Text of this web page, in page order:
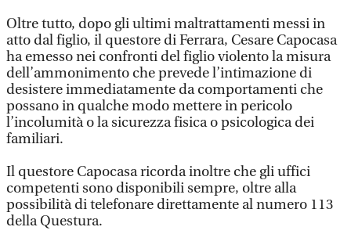
Oltre tutto, dopo gli ultimi maltrattamenti messi in
atto dal figlio, il questore di Ferrara, Cesare Capocasa
ha emesso nei confronti del figlio violento la misura
dell’ammonimento che prevede l’intimazione di
desistere immediatamente da comportamenti che
possano in qualche modo mettere in pericolo
l’incolumità o la sicurezza fisica o psicologica dei
familiari.
Il questore Capocasa ricorda inoltre che gli uffici
competenti sono disponibili sempre, oltre alla
possibilità di telefonare direttamente al numero 113
della Questura.